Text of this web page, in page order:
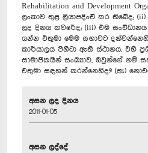
Rehabilitation and Development
ලංකාව තුළ ලියාපදිංචි කර තිබේද;
ලද දිනය කවරේද; (iii) එම
යන්න එතුමා මෙම සභාවට
කාර්යාලය පිහිටා ඇති ස්ථානය, එහි
සාමාජිකයින් සංඛ්‍යාව, ඔවුන්ගේ නම්
එතුමා සඳහන් කරන්නෙහිද?‍ (ඇ)
අසන ලද දිනය
2011-01-05
අසන ලද්දේ